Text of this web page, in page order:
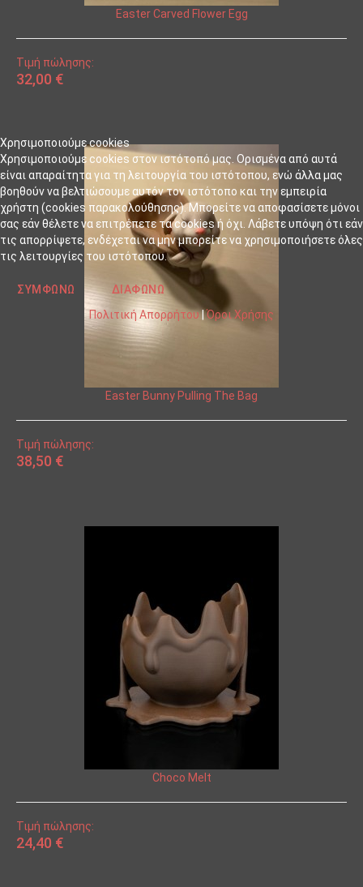
Easter Carved Flower Egg
Τιμή πώλησης:
32,00 €
Easter Bunny Pulling The Bag
Τιμή πώλησης:
38,50 €
Choco Melt
Τιμή πώλησης:
24,40 €
Χρησιμοποιούμε cookies
Χρησιμοποιούμε cookies στον ιστότοπό μας. Ορισμένα από αυτά
είναι απαραίτητα για τη λειτουργία του ιστότοπου, ενώ άλλα μας
βοηθούν να βελτιώσουμε αυτόν τον ιστότοπο και την εμπειρία
χρήστη (cookies παρακολούθησης). Μπορείτε να αποφασίσετε μόνοι
σας εάν θέλετε να επιτρέπετε τα cookies ή όχι. Λάβετε υπόψη ότι εάν
τις απορρίψετε, ενδέχεται να μην μπορείτε να χρησιμοποιήσετε όλες
τις λειτουργίες του ιστότοπου.
ΣΥΜΦΩΝΏ
ΔΙΑΦΩΝΏ
Πολιτική Απορρήτου|Όροι Χρήσης